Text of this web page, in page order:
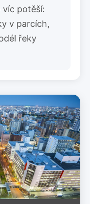
víc potěší:
v parcích,
řeky